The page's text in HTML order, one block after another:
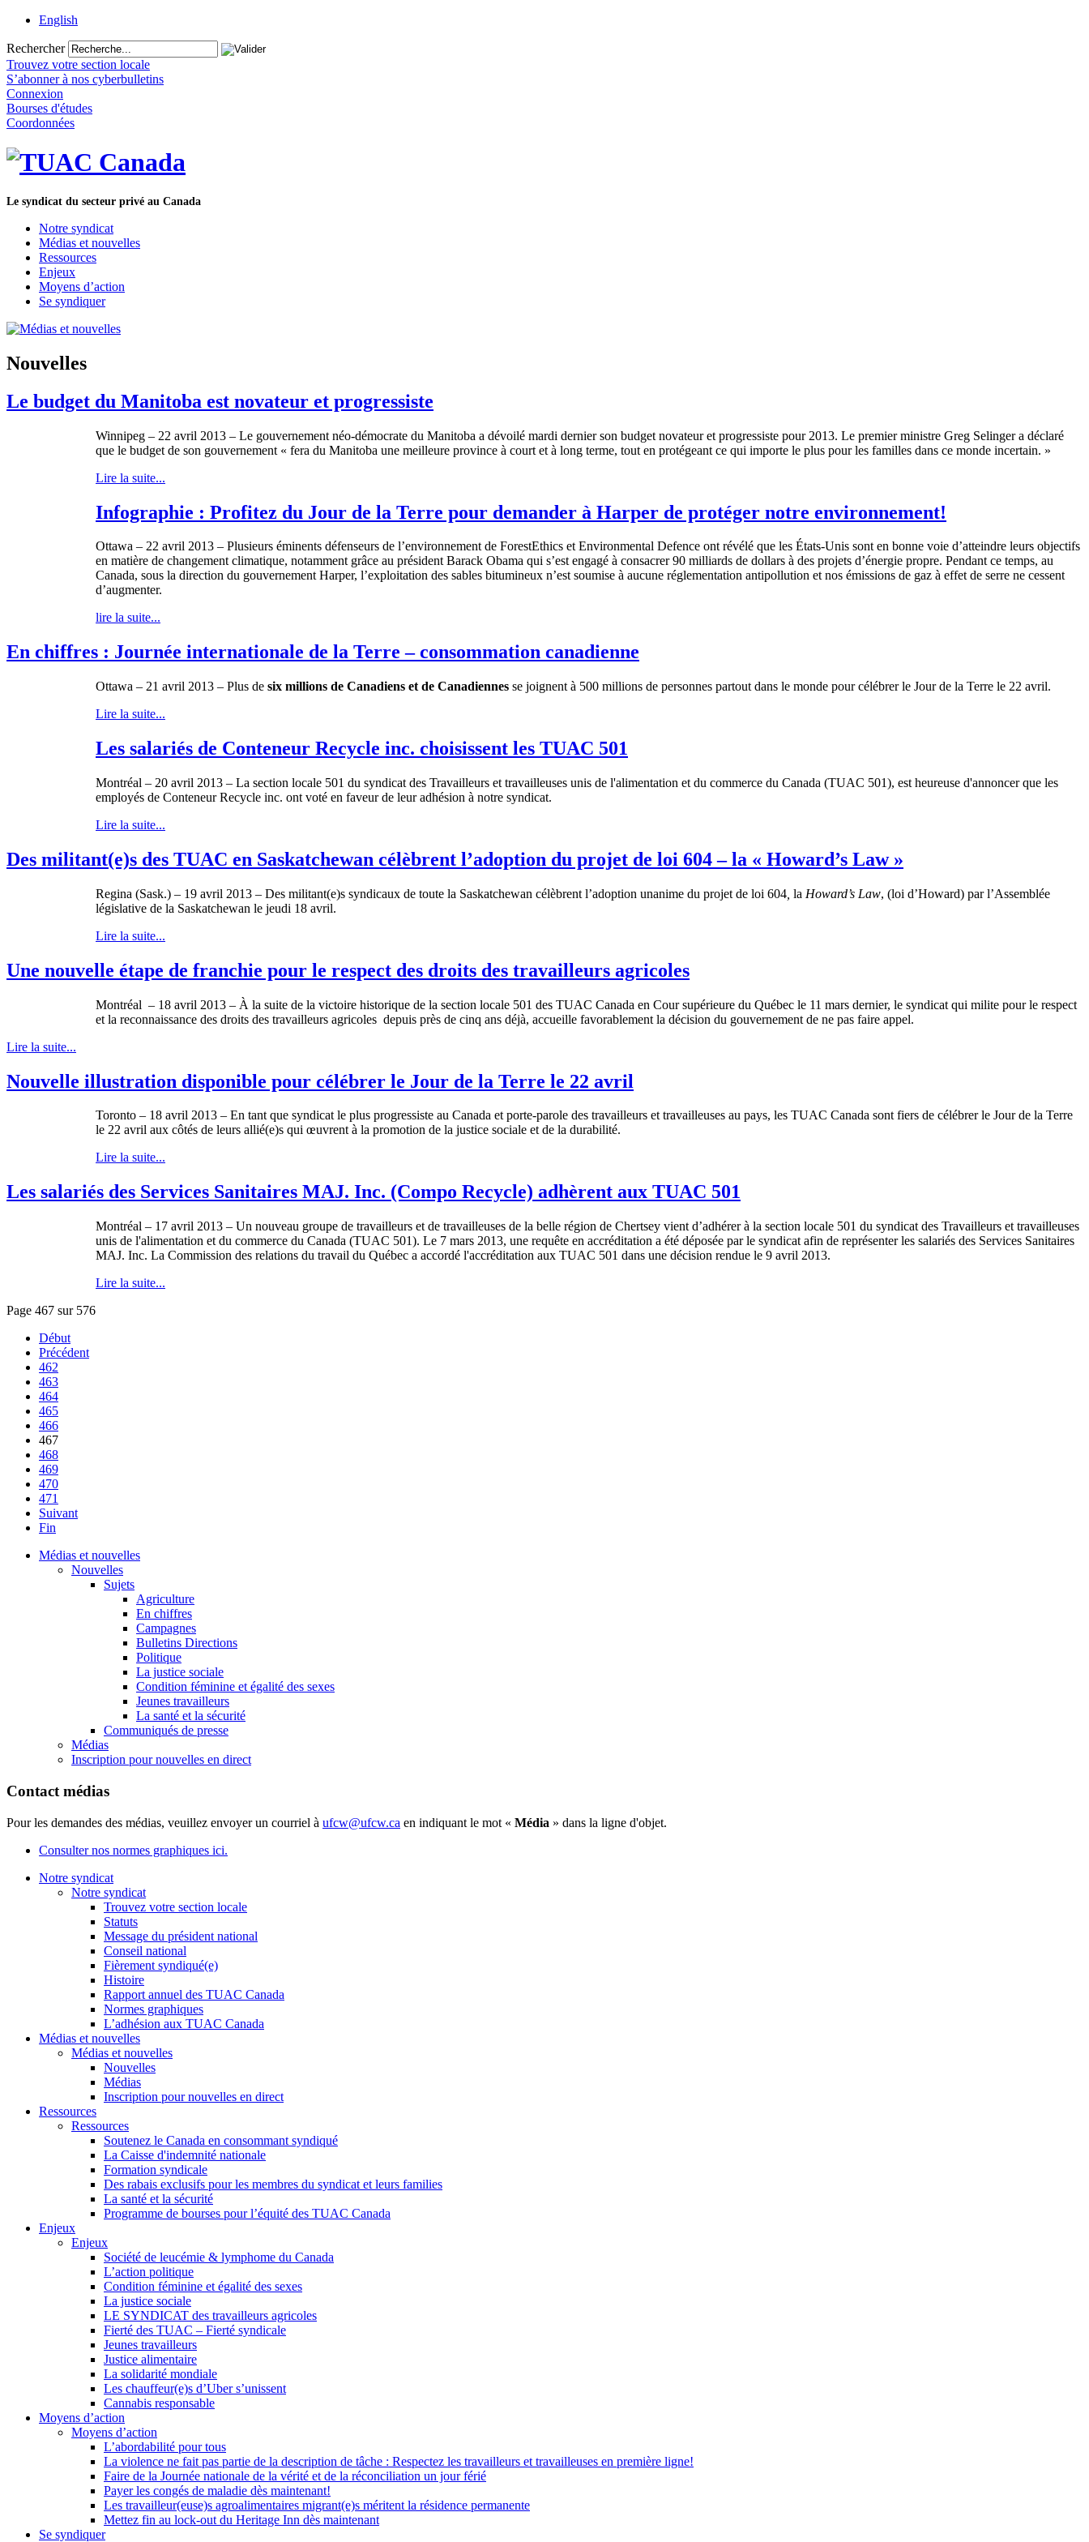
English
Rechercher
Trouvez votre section locale
S’abonner à nos cyberbulletins
Connexion
Bourses d'études
Coordonnées
Le syndicat du secteur privé au Canada
Notre syndicat
Médias et nouvelles
Ressources
Enjeux
Moyens d’action
Se syndiquer
Nouvelles
Le budget du Manitoba est novateur et progressiste
Winnipeg – 22 avril 2013 – Le gouvernement néo-démocrate du Manitoba a dévoilé mardi dernier son budget novateuret progressiste pour 2013. Le premierministre Greg Selingera déclaré
que le budget de son gouvernement « fera du Manitoba une meilleure province à court et à long terme, tout en protégeant ce qui importe le plus pour les familles dans ce monde incertain. »
Lire la suite...
Infographie : Profitez du Jour de la Terre pour demander à Harper de protéger notre environnement!
Ottawa – 22 avril 2013 – Plusieurs éminents défenseurs de l’environnement de ForestEthics et Environmental Defence ont révélé que les États-Unis sont en bonne voie d’atteindre leurs objectifs
en matière de changement climatique, notamment grâce au président Barack Obama qui s’est engagé à consacrer 90 milliards de dollars à des projets d’énergie propre. Pendant ce temps, au
Canada, sous la direction du gouvernement Harper, l’exploitation des sables bitumineux n’est soumise à aucune réglementation antipollution et nos émissions de gaz à effet de serre ne cessent
d’augmenter.
lire la suite...
En chiffres : Journée internationale de la Terre – consommation canadienne
Ottawa – 21 avril 2013 – Plus de six millions de Canadiens et de Canadiennes se joignent à 500 millions de personnes partout dans le monde pourcélébrerle Jour de la Terre le 22 avril.
Lire la suite...
Les salariés de Conteneur Recycle inc. choisissent les TUAC 501
Montréal – 20 avril 2013 – La section locale 501 du syndicat des Travailleurs et travailleuses unis de l'alimentation et du commerce du Canada (TUAC 501), est heureuse d'annoncer que les
employés de ConteneurRecycle inc. ont voté en faveurde leur adhésion à notre syndicat.
Lire la suite...
Des militant(e)s des TUAC en Saskatchewan célèbrent l’adoption du projet de loi 604 – la « Howard’s Law »
Regina (Sask.) – 19 avril 2013 – Des militant(e)s syndicaux de toute la Saskatchewan célèbrent l’adoption unanime du projet de loi 604 la Howard’s Law, (loi d’Howard) parl’Assemblée
législative de la Saskatchewan le jeudi 18 avril.
Lire la suite...
Une nouvelle étape de franchie pour le respect des droits des travailleurs agricoles
Montréal – 18 avril 2013 – À la suite de la victoire historique de la section locale 501 des TUAC Canada en Cour supérieure du Québec le 11 mars dernier, le syndicat qui milite pour le respect
et la reconnaissance des droits des travailleurs agricoles depuis près de cinq ans déjà, accueille favorablement la décision du gouvernement de ne pas faire appel.
Lire la suite...
Nouvelle illustration disponible pour célébrer le Jour de la Terre le 22 avril
Toronto – 18 avril 2013 – En tant que syndicatle plus progressiste au Canada etporte-parole des travailleurs ettravailleuses au pays, les TUAC Canada sont fiers de célébrerle Jour de la Terre
le 22 avril aux côtés de leurs allié(e)s qui œuvrent à la promotion de la justice sociale et de la durabilité.
Lire la suite...
Les salariés des Services Sanitaires MAJ. Inc. (Compo Recycle) adhèrent aux TUAC 501
Montréal – 17 avril 2013 – Un nouveau groupe de travailleurs et de travailleuses de la belle région de Chertsey vient d’adhérer à la section locale 501 du syndicat des Travailleurs et travailleuses
unis de l'alimentation et du commerce du Canada (TUAC 501). Le 7 mars 2013, une requête en accréditation a été déposée par le syndicat afin de représenterles salariés des Services Sanitaires
MAJ. Inc. La Commission des relations du travail du Québec a accordé l'accréditation aux TUAC 501 dans une décision rendue le 9 avril 2013.
Lire la suite...
Page 467 sur 576
Début
Précédent
462
463
464
465
466
467
468
469
470
471
Suivant
Fin
Médias et nouvelles
Nouvelles
Sujets
Agriculture
En chiffres
Campagnes
Bulletins Directions
Politique
La justice sociale
Condition féminine et égalité des sexes
Jeunes travailleurs
La santé et la sécurité
Communiqués de presse
Médias
Inscription pour nouvelles en direct
Contact médias
Pour les demandes des médias, veuillez envoyer un courriel à ufcw@ufcw.ca en indiquant le mot « Média » dans la ligne d'objet.
Consulter nos normes graphiques ici.
Notre syndicat
Notre syndicat
Trouvez votre section locale
Statuts
Message du président national
Conseil national
Fièrement syndiqué(e)
Histoire
Rapport annuel des TUAC Canada
Normes graphiques
L’adhésion aux TUAC Canada
Médias et nouvelles
Médias et nouvelles
Nouvelles
Médias
Inscription pour nouvelles en direct
Ressources
Ressources
Soutenez le Canada en consommant syndiqué
La Caisse d'indemnité nationale
Formation syndicale
Des rabais exclusifs pour les membres du syndicat et leurs families
La santé et la sécurité
Programme de bourses pour l’équité des TUAC Canada
Enjeux
Enjeux
Société de leucémie & lymphome du Canada
L’action politique
Condition féminine et égalité des sexes
La justice sociale
LE SYNDICAT des travailleurs agricoles
Fierté des TUAC – Fierté syndicale
Jeunes travailleurs
Justice alimentaire
La solidarité mondiale
Les chauffeur(e)s d’Uber s’unissent
Cannabis responsable
Moyens d’action
Moyens d’action
L’abordabilité pour tous
La violence ne fait pas partie de la description de tâche : Respectez les travailleurs et travailleuses en première ligne!
Faire de la Journée nationale de la vérité et de la réconciliation un jour férié
Payer les congés de maladie dès maintenant!
Les travailleur(euse)s agroalimentaires migrant(e)s méritent la résidence permanente
Mettez fin au lock-out du Heritage Inn dès maintenant
Se syndiquer